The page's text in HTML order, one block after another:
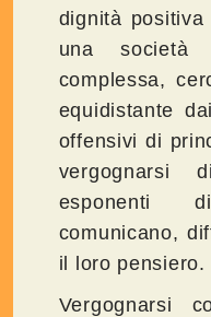
dignità
una società
complessa,
equidistante
offensivi di
vergognarsi
esponenti
comunicano,
il loro pensiero.
Vergognarsi